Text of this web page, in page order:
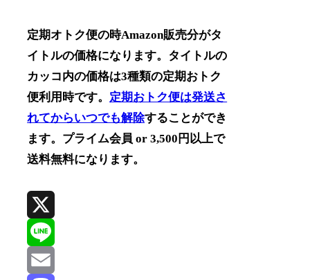
定期オトク便の時Amazon販売分がタ
イトルの価格になります。タイトルの
カッコ内の価格は3種類の定期おトク
便利用時です。 定期おトク便は発送さ
れてからいつでも解除することができ
ます。プライム会員 or 3,500円以上で
送料無料になります。
X
Line